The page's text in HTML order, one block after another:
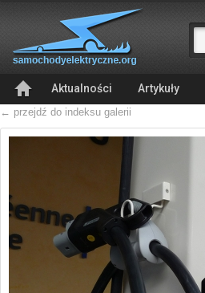
Aktualności Artykuły
← przejdź do indeksu galerii